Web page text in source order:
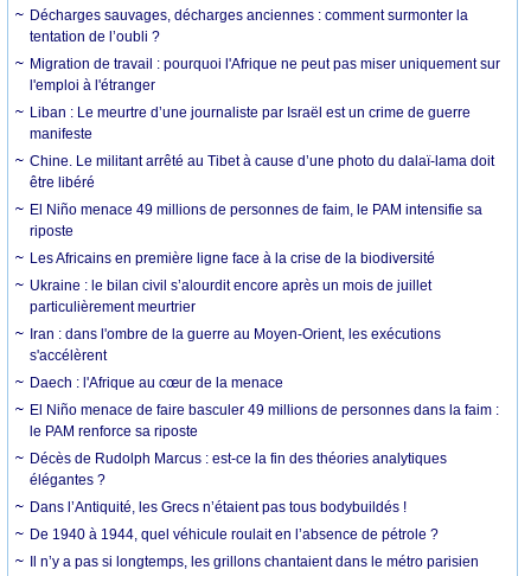
Décharges sauvages, décharges anciennes : comment surmonter la
tentation de l’oubli ?
Migration de travail : pourquoi l'Afrique ne peut pas miser uniquement sur
l'emploi à l'étranger
Liban : Le meurtre d’une journaliste par Israël est un crime de guerre
manifeste
Chine. Le militant arrêté au Tibet à cause d’une photo du dalaï-lama doit
être libéré
El Niño menace 49 millions de personnes de faim, le PAM intensifie sa
riposte
Les Africains en première ligne face à la crise de la biodiversité
Ukraine : le bilan civil s’alourdit encore après un mois de juillet
particulièrement meurtrier
Iran : dans l'ombre de la guerre au Moyen-Orient, les exécutions
s'accélèrent
Daech : l'Afrique au cœur de la menace
El Niño menace de faire basculer 49 millions de personnes dans la faim :
le PAM renforce sa riposte
Décès de Rudolph Marcus : est-ce la fin des théories analytiques
élégantes ?
Dans l’Antiquité, les Grecs n’étaient pas tous bodybuildés !
De 1940 à 1944, quel véhicule roulait en l’absence de pétrole ?
Il n’y a pas si longtemps, les grillons chantaient dans le métro parisien